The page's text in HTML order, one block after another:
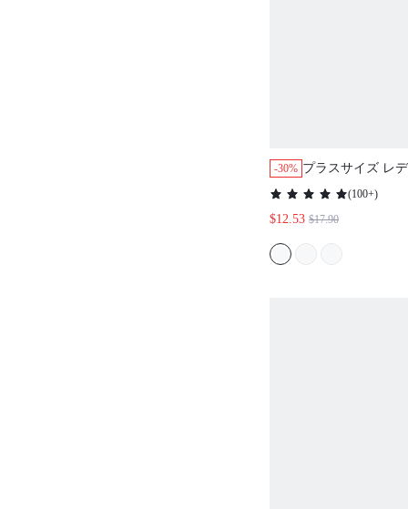
-30% プラスサイズ レ
フト リブ コット
パジャマドレス
適なルームウェ
(100+)
$12.53 $17.90